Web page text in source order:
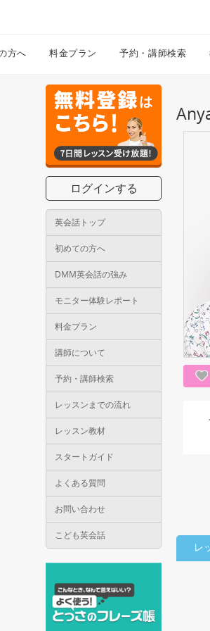
方へ 料金プラン 予約・講師検索
ログインする
英会話トップ
初めての方へ
DMM英会話の強み
モニター体験レポート
料金プラン
講師について
予約・講師検索
レッスンまでの流れ
レッスン教材
スタートガイド
よくある質問
お問い合わせ
こども英会話
レ